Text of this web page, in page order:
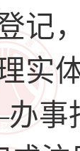
记
实
事